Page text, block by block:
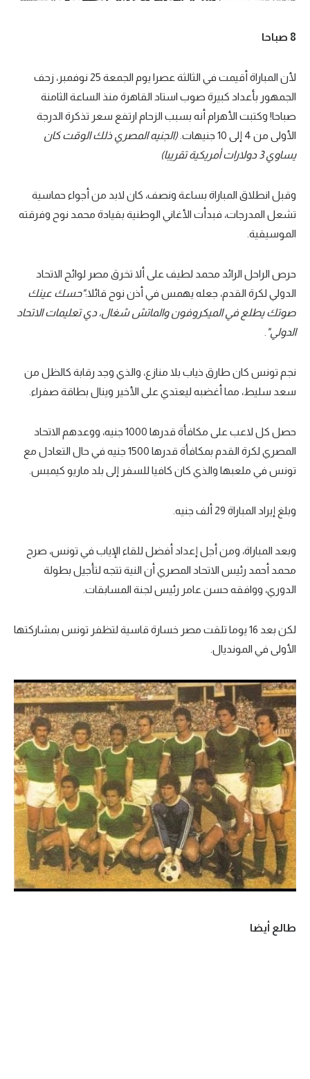
8 صباحا
لأن المباراة أقيمت في الثالثة عصرا يوم الجمعة 25 نوفمبر، زحف
الجمهور بأعداد كبيرة صوب استاد القاهرة منذ الساعة الثامنة
صباحا! وكتبت الأهرام أنه بسبب الزحام ارتفع سعر تذكرة الدرجة
الأولى من 4 إلى 10 جنيهات.
(الجنيه المصري ذلك الوقت كان
يساوي 3 دولارات أمريكية تقريبا)
وقبل انطلاق المباراة بساعة ونصف، كان لابد من أجواء حماسية
تشعل المدرجات، فبدأت الأغاني الوطنية بقيادة محمد نوح وفرقته
الموسيقية.
حرص الراحل الرائد محمد لطيف على ألا تخرق مصر لوائح الاتحاد
الدولي لكرة القدم، جعله يهمس في أذن نوح قائلا:"حسك عينك
صوتك يطلع في الميكروفون والماتش شغال، دي تعليمات الاتحاد
الدولي"
نجم تونس كان طارق ذياب بلا منازع، والذي وجد رقابة كالظل من
سعد سليط، مما أغضبه ليعتدي على الأخير وينال بطاقة صفراء.
حصل كل لاعب على مكافأة قدرها 1000 جنيه، ووعدهم الاتحاد
المصري لكرة القدم بمكافأة قدرها 1500 جنيه في حال التعادل مع
تونس في ملعبها والذي كان كافيا للسفر إلى بلد ماريو كيمبس.
وبلغ إيراد المباراة 29 ألف جنيه.
وبعد المباراة، ومن أجل إعداد أفضل للقاء الإياب في تونس، صرح
محمد أحمد رئيس الاتحاد المصري أن النية تتجه لتأجيل بطولة
الدوري، ووافقه حسن عامر رئيس لجنة المسابقات.
لكن بعد 16 يوما تلقت مصر خسارة قاسية لتظفر تونس بمشاركتها
الأولى في المونديال.
طالع أيضا